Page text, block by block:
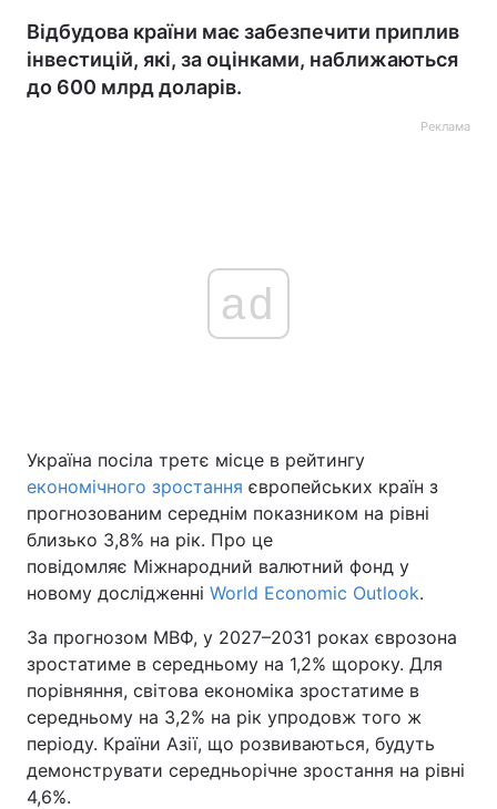
Україна Політика
Економіка Світ
Спорт Наука
Техно і зв'язок Лайт
Зброя Інциденти
Здоров'я Туризм
Цікавинки Погода
Відбудова країни має забезпечити приплив
інвестицій, які, за оцінками, наближаються
до 600 млрд доларів.
Реклама
ad
Україна посіла третє місце в рейтингу
економічного зростання європейських країн з
прогнозованим середнім показником на рівні
близько 3,8% на рік. Про це
повідомляє Міжнародний валютний фонд у
новому дослідженні World Economic Outlook.
За прогнозом МВФ, у 2027–2031 роках єврозона
зростатиме в середньому на 1,2% щороку. Для
порівняння, світова економіка зростатиме в
середньому на 3,2% на рік упродовж того ж
періоду. Країни Азії, що розвиваються, будуть
демонструвати середньорічне зростання на рівні
4,6%.